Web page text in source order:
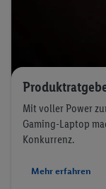
Mit voller Power
Gaming-Laptop
Konkurrenz.
Mehr erfahren